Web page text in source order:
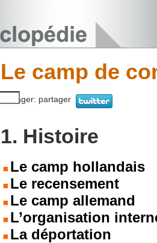
Le camp de
Partager: partager
1. Histoire
Le camp hollandais
Le recensement
Le camp allemand
L’organisation
La déportation